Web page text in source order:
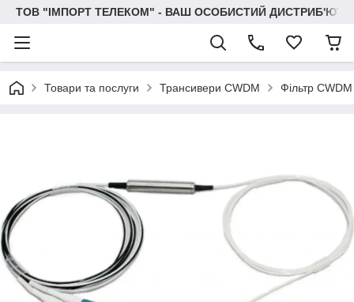
ТОВ "IМПОРТ ТЕЛЕКОМ" - ВАШ ОСОБИСТИЙ
Товари та послуги Трансивери CWDM Фільтр CWDM